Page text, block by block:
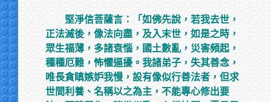
堅淨信菩薩言：「如佛先說，若我去世，
正法滅後，像法向盡，及入末世，如是之時，
眾生福薄，多諸衰惱，國土數亂，災害頻起，
種種厄難，怖懼逼擾。我諸弟子，失其善念，
唯長貪瞋嫉妒我慢，設有像似行善法者，但求
世間利養、名稱以之為主，不能專心修出要